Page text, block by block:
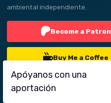
ambiental independiente.
Become a Patron
Buy Me a Coffee